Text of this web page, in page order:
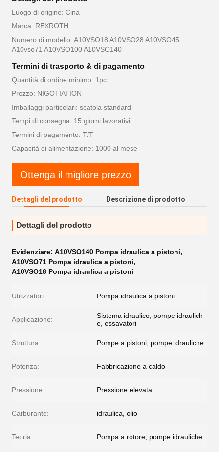
Luogo di origine: Cina
Marca: REXROTH
Numero di modello: A10VSO18 A10VSO28 A10VSO45
A10vso71 A10VSO100 A10VSO140
Termini di trasporto & di pagamento
Quantità di ordine minimo: 1pc
Prezzo: NIGOTIATION
Imballaggi particolari: scatola standard
Tempi di consegna: 15 giorni lavorativi
Termini di pagamento: T/T
Capacità di alimentazione: 1000 al mese
Ottenga il migliore prezzo
Dettagli del prodotto Descrizione di prodotto
Dettagli del prodotto
Evidenziare: A10VSO140 Pompa idraulica a pistoni,
A10VSO71 Pompa idraulica a pistoni,
A10VSO18 Pompa idraulica a pistoni
Utilizzatori: Pompa idraulica a pistoni
Applicazione:
Sistema idraulico, pompe idraulich
e, essavatori
Struttura: Pompe a pistoni, pompe idrauliche
Potenza: Fabbricazione a caldo
Pressione: Pressione elevata
Carburante: idraulica, olio
Teoria: Pompa a rotore, pompe idrauliche